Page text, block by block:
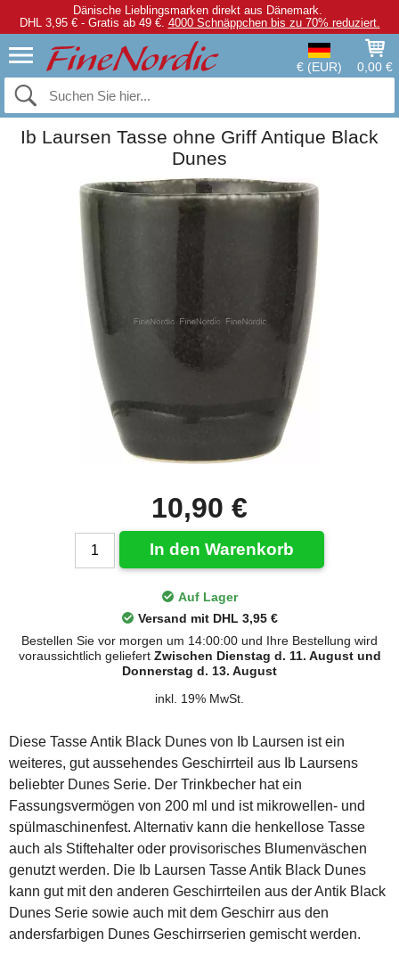
Dänische Lieblingsmarken direkt aus Dänemark.
DHL 3,95 € - Gratis ab 49 €. 4000 Schnäppchen bis zu 70% reduziert.
€ (EUR) 0,00 €
Ib Laursen Tasse ohne Griff Antique Black
Dunes
10,90 €
In den Warenkorb
Auf Lager
Versand mit DHL 3,95 €
Bestellen Sie vor morgen um 14:00:00 und Ihre Bestellung wird
voraussichtlich geliefert Zwischen Dienstag d. 11. August und
Donnerstag d. 13. August
inkl. 19% MwSt.
Diese Tasse Antik Black Dunes von Ib Laursen ist ein
weiteres, gut aussehendes Geschirrteil aus Ib Laursens
beliebter Dunes Serie. Der Trinkbecher hat ein
Fassungsvermögen von 200 ml und ist mikrowellen- und
spülmaschinenfest. Alternativ kann die henkellose Tasse
auch als Stiftehalter oder provisorisches Blumenväschen
genutzt werden. Die Ib Laursen Tasse Antik Black Dunes
kann gut mit den anderen Geschirrteilen aus der Antik Black
Dunes Serie sowie auch mit dem Geschirr aus den
andersfarbigen Dunes Geschirrserien gemischt werden.